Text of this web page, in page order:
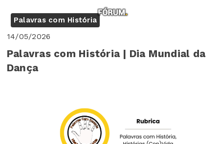
Palavras com História
14/05/2026
Palavras com História | Dia Mundial da
Dança